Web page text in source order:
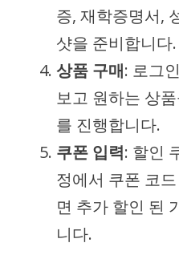
증, 재학증명서,
샷을 준비합니다.
상품 구매: 로그
보고 원하는 상
를 진행합니다.
쿠폰 입력: 할인
정에서 쿠폰 코
면 추가 할인 된
니다.